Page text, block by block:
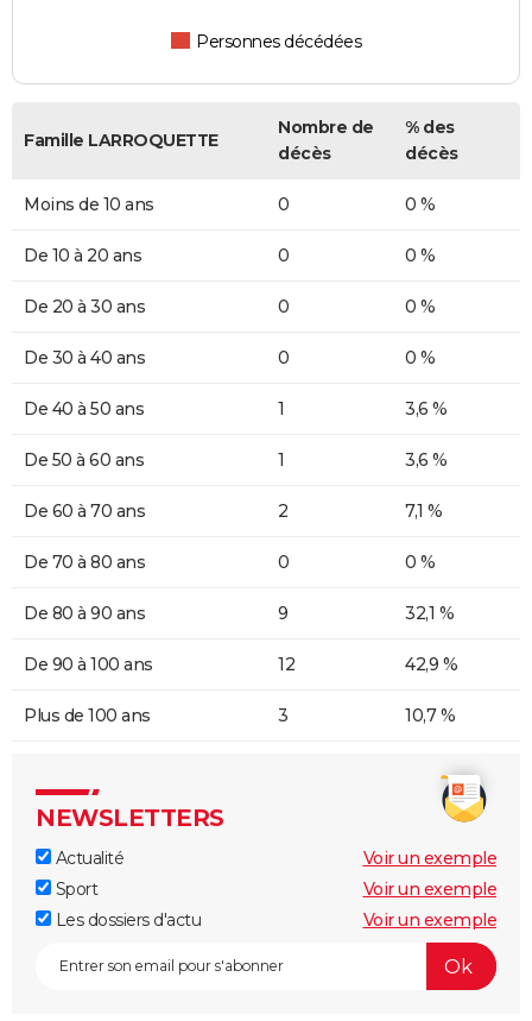
Personnes décédées
Famille LARROQUETTE
Nombre de
décès
% des
décès
Moins de 10 ans 0 0 %
De 10 à 20 ans 0 0 %
De 20 à 30 ans 0 0 %
De 30 à 40 ans 0 0 %
De 40 à 50 ans 1 3,6 %
De 50 à 60 ans 1 3,6 %
De 60 à 70 ans 2 7,1 %
De 70 à 80 ans 0 0 %
De 80 à 90 ans 9 32,1 %
De 90 à 100 ans 12 42,9 %
Plus de 100 ans 3 10,7 %
NEWSLETTERS
Actualité
Voir un exemple
Sport
Voir un exemple
Les dossiers d'actu
Voir un exemple